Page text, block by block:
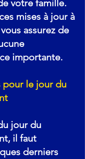
votre famille.
mises à jour à
assurez de
importante.
pour le jour du
jour du
il faut
derniers